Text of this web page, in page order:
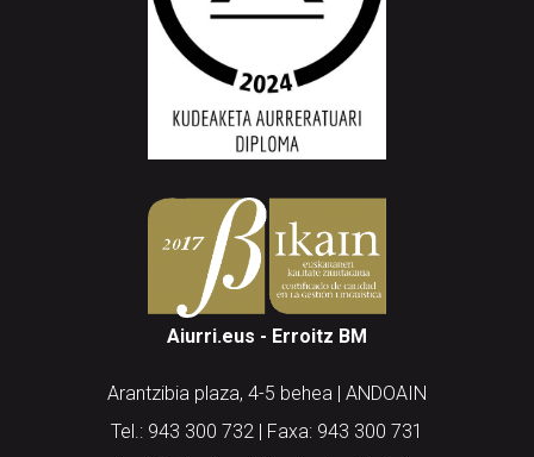
Aiurri.eus - Erroitz BM
Arantzibia plaza, 4-5 behea | ANDOAIN
Tel.: 943 300 732 | Faxa: 943 300 731